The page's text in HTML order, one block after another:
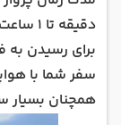
برای رسیدن به
همچنان بسیار